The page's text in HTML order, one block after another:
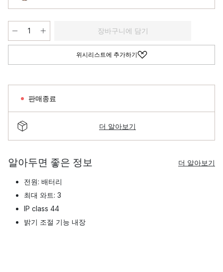
장바구니에 담기
위시리스트에 추가하기
판매종료
더 알아보기
알아두면 좋은 정보 더 알아보기
전원: 배터리
최대 와트: 3
IP class 44
밝기 조절 기능 내장